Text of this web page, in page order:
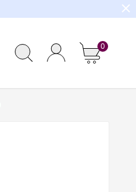
close
0